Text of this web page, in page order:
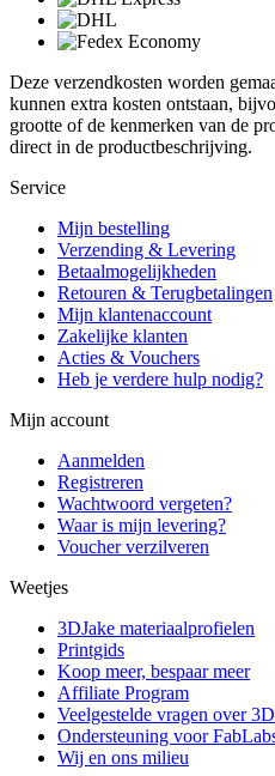
Deze verzendkosten worden
kunnen extra kosten ontstaan,
grootte of de kenmerken van de
direct in de productbeschrijving.
Service
Mijn bestelling
Verzending & Levering
Betaalmogelijkheden
Retouren & Terugbetalingen
Mijn klantenaccount
Zakelijke klanten
Acties & Vouchers
Heb je verdere hulp nodig?
Mijn account
Aanmelden
Registreren
Wachtwoord vergeten?
Waar is mijn levering?
Voucher verzilveren
Weetjes
3DJake materiaalprofielen
Printgids
Koop meer, bespaar meer
Affiliate Program
Veelgestelde vragen over
Ondersteuning voor
Wij en ons milieu